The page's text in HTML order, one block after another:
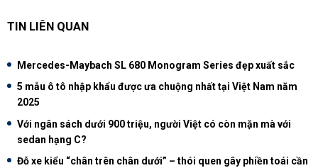
TIN LIÊN QUAN
Mercedes-Maybach SL 680 Monogram Series đẹp xuất sắc
5 mẫu ô tô nhập khẩu được ưa chuộng nhất tại Việt Nam năm
2025
Với ngân sách dưới 900 triệu, người Việt có còn mặn mà với
sedan hạng C?
Đỗ xe kiểu “chân trên chân dưới” – thói quen gây phiền toái cần